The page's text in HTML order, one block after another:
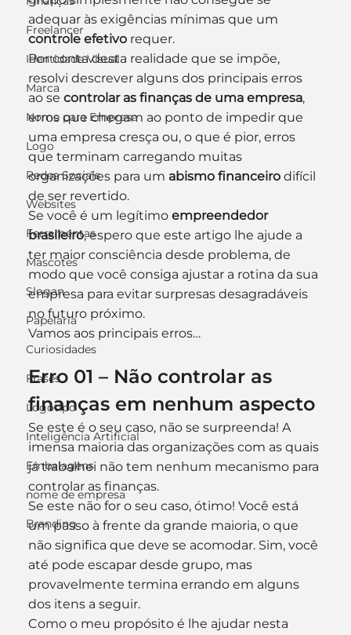
Freelancer
Identidade Visual
Marca
Nome para Empresa
Logo
Redes Sociais
Websites
Ferramentas
Mascotes
Slogan
Papelaria
Curiosidades
Frases
Logotipo
Inteligência Artificial
Embalagens
nome de empresa
Branding
adequar às exigências mínimas que um
controle efetivo requer.
Por conta desta realidade que se impõe,
resolvi descrever alguns dos principais erros
ao se controlar as finanças de uma empresa,
erros que chegam ao ponto de impedir que
uma empresa cresça ou, o que é pior, erros
que terminam carregando muitas
organizações para um abismo financeiro difícil
de ser revertido.
Se você é um legítimo empreendedor
brasileiro, espero que este artigo lhe ajude a
ter maior consciência desde problema, de
modo que você consiga ajustar a rotina da sua
empresa para evitar surpresas desagradáveis
no futuro próximo.
Vamos aos principais erros…
Erro 01 – Não controlar as
finanças em nenhum aspecto
Se este é o seu caso, não se surpreenda! A
imensa maioria das organizações com as quais
já trabalhei não tem nenhum mecanismo para
controlar as finanças.
Se este não for o seu caso, ótimo! Você está
um passo à frente da grande maioria, o que
não significa que deve se acomodar. Sim, você
até pode escapar desde grupo, mas
provavelmente termina errando em alguns
dos itens a seguir.
Como o meu propósito é lhe ajudar nesta